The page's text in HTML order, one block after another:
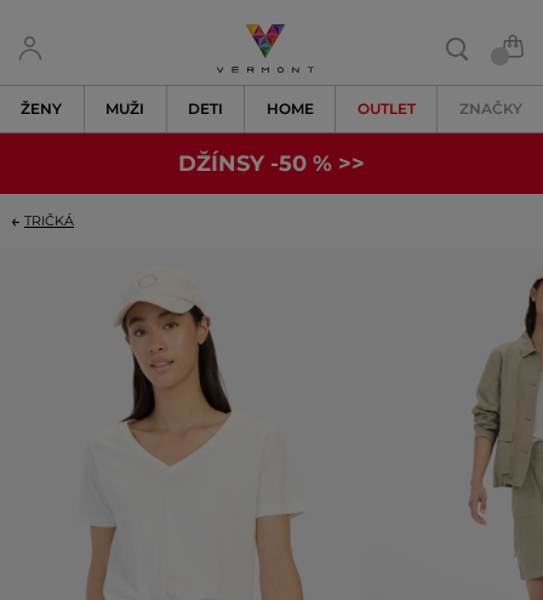
ŽENY MUŽI DETI HOME OUTLET ZNAČKY
DŽÍNSY -50 % >>
TRIČKÁ